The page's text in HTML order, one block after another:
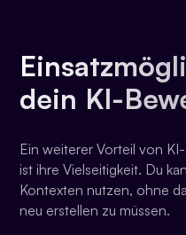
dein KI-
Ein weiterer Vorteil von
ist ihre Vielseitigkeit. Du
Kontexten nutzen, ohne
neu erstellen zu müssen.